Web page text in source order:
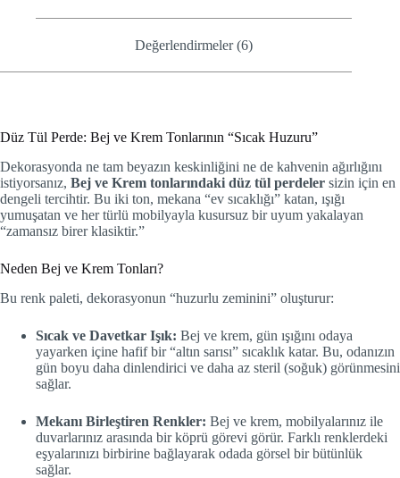
Değerlendirmeler (6)
Düz Tül Perde: Bej ve Krem Tonlarının “Sıcak Huzuru”
Dekorasyonda ne tam beyazın keskinliğini ne de kahvenin ağırlığını
istiyorsanız, Bej ve Krem tonlarındaki düz tül perdeler sizin için en
dengeli tercihtir. Bu iki ton, mekana “ev sıcaklığı” katan, ışığı
yumuşatan ve her türlü mobilyayla kusursuz bir uyum yakalayan
“zamansız birer klasiktir.”
Neden Bej ve Krem Tonları?
Bu renk paleti, dekorasyonun “huzurlu zeminini” oluşturur:
Sıcak ve Davetkar Işık: Bej ve krem, gün ışığını odaya
yayarken içine hafif bir “altın sarısı” sıcaklık katar. Bu, odanızın
gün boyu daha dinlendirici ve daha az steril (soğuk) görünmesini
sağlar.
Mekanı Birleştiren Renkler: Bej ve krem, mobilyalarınız ile
duvarlarınız arasında bir köprü görevi görür. Farklı renklerdeki
eşyalarınızı birbirine bağlayarak odada görsel bir bütünlük
sağlar.